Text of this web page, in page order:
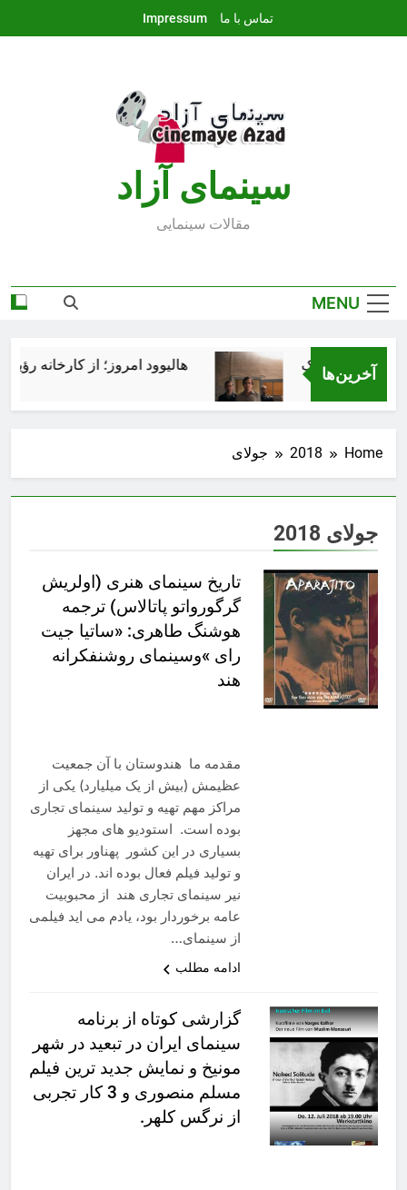
تماس با ما Impressum
سينماى آزاد
مقالات سينمايى
MENU
آخرین‌ها هالیوود امروز؛ از کارخانه
Home
2018 جولای
جولای 2018
تاریخ سینمای هنری (اولریش
گرگورواتو پاتالاس) ترجمه
هوشنگ طاهری: «ساتیا جیت
رای »وسینمای روشنفکرانه
هند
مقدمه ما هندوستان با آن جمعیت
عظیمش (بیش از یک میلیارد) یکی از
مراکز مهم تهیه و تولید سینمای تجاری
بوده است. استودیو های مجهز
بسیاری در این کشور پهناور برای تهیه
و تولید فیلم فعال بوده اند. در ایران
نیر سینمای تجاری هند از محبوبیت
عامه برخوردار بود، یادم می اید فیلمی
از سینمای…
ادامه مطلب
گزارشی کوتاه از برنامه
سینمای ایران در تبعید در شهر
مونیخ و نمایش جدید ترین فیلم
مسلم منصوری و 3 کار تجربی
از نرگس کلهر.